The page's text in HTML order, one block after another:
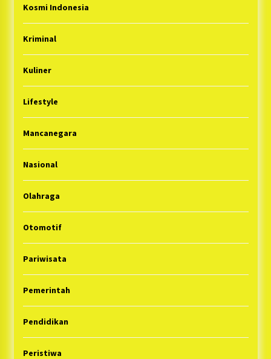
Kosmi Indonesia
Kriminal
Kuliner
Lifestyle
Mancanegara
Nasional
Olahraga
Otomotif
Pariwisata
Pemerintah
Pendidikan
Peristiwa